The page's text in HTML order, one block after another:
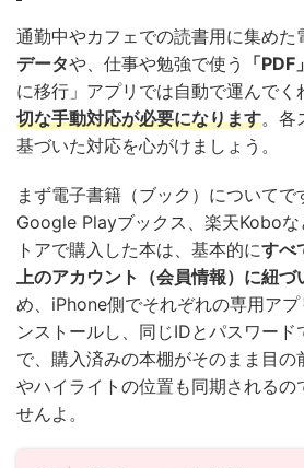
通勤中やカフェでの読書用に集めた
データや、仕事や勉強で使う 「
に移行」アプリでは自動で運んでく
切な手動対応が必要になります。各
基づいた対応を心がけましょう。
まず電子書籍（ブック）について
Google Playブックス、楽天Koboな
トアで購入した本は、基本的にすべ
上のアカウント（会員情報）に紐づ
め、iPhone側でそれぞれの専用ア
ンストールし、同じIDとパスワー
で、購入済みの本棚がそのまま目の
やハイライトの位置も同期されるの
せんよ。